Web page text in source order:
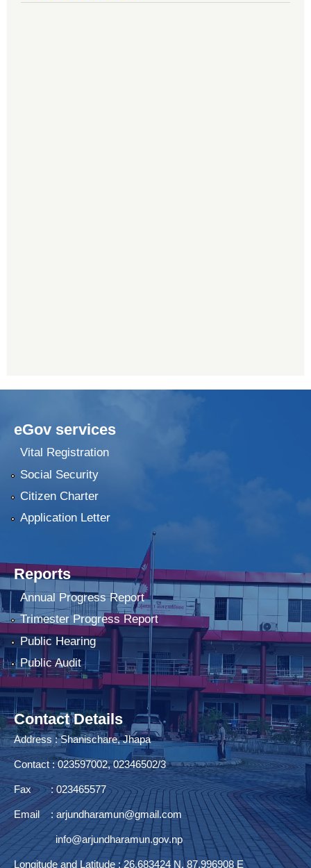
eGov services
Vital Registration
Social Security
Citizen Charter
Application Letter
Reports
Annual Progress Report
Trimester Progress Report
Public Hearing
Public Audit
Contact Details
Address : Shanischare, Jhapa
Contact : 023597002, 02346502/3
Fax : 023465577
Email :arjundharamun@gmail.com
info@arjundharamun.gov.np
Longitude and Latitude : 26.683424 N, 87.996908 E